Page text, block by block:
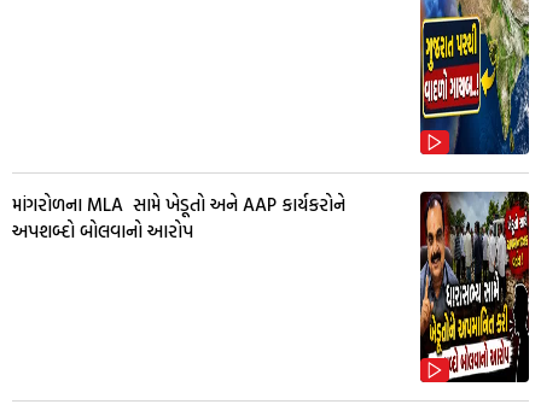
માંગરોળના MLA સામે ખેડૂતો અને AAP કાર્યકરોને
અપશબ્દો બોલવાનો આરોપ